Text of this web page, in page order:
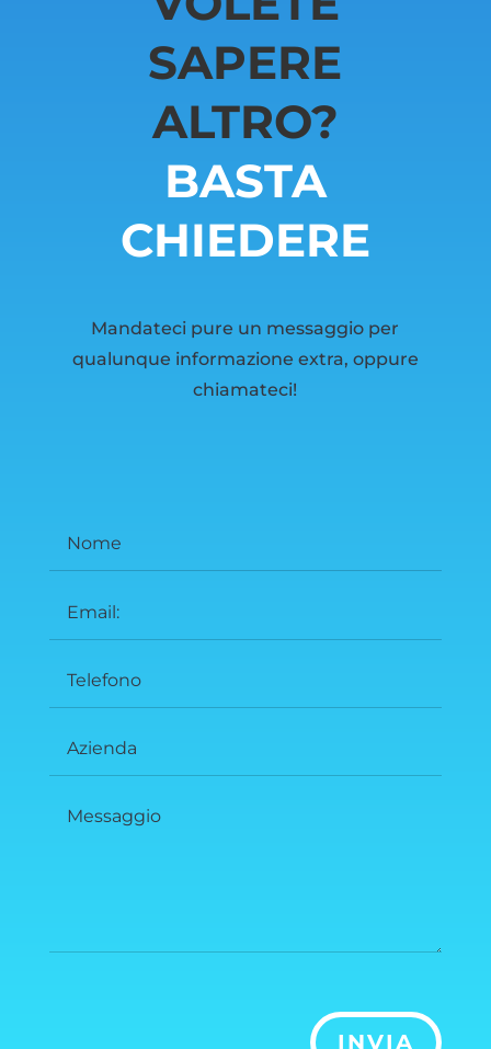
SAPERE
ALTRO?
BASTA
CHIEDERE
Mandateci pure un messaggio per
qualunque informazione extra, oppure
chiamateci!
INVIA